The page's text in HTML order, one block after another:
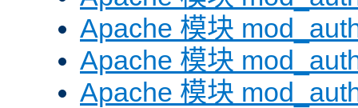
Apache 模块
Apache 模块
Apache 模块